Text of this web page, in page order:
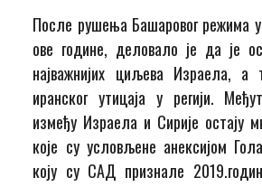
После рушења Башаровог режима
ове године, деловало је да је
најважнијих циљева Израела,
иранског утицаја у регији.
између Израела и Сирије остају
које су условљене анексијом
коју су САД признале